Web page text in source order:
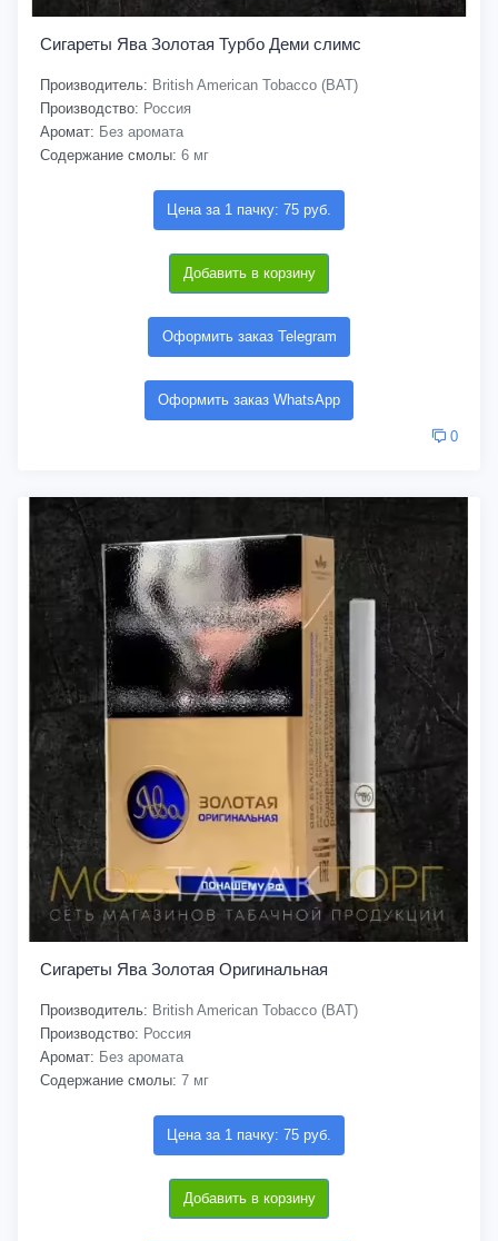
Сигареты Ява Золотая Турбо Деми слимс
Производитель: British American Tobacco (BAT)
Производство: Россия
Аромат: Без аромата
Содержание смолы: 6 мг
Цена за 1 пачку: 75 руб.
Добавить в корзину
Оформить заказ Telegram
Оформить заказ WhatsApp
0
Сигареты Ява Золотая Оригинальная
Производитель: British American Tobacco (BAT)
Производство: Россия
Аромат: Без аромата
Содержание смолы: 7 мг
Цена за 1 пачку: 75 руб.
Добавить в корзину